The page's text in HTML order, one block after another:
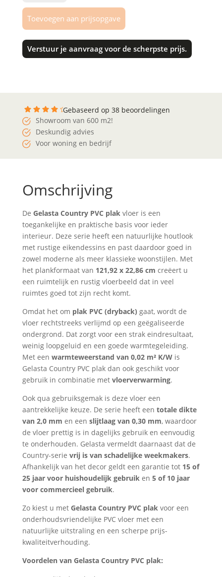
Country
aantal
Toevoegen aan prijsopgave
Verstuur je aanvraag voor de scherpste prijs.
Gebaseerd op 38 beoordelingen
Showroom van 600 m2!
Deskundig advies
Voor woning en bedrijf
Omschrijving
De Gelasta Country PVC plakvloer is een
toegankelijke en praktische basis voor ieder
interieur. Deze serie heeft een natuurlijke houtlook
met rustige eikendessins en past daardoor goed in
zowel moderne als meer klassieke woonstijlen. Met
het plankformaat van 121,92 x 22,86 cm creëert u
een ruimtelijk en rustig vloerbeeld dat in veel
ruimtes goed tot zijn recht komt.
Omdat het om plak PVC (dryback) gaat, wordt de
vloer rechtstreeks verlijmd op een geëgaliseerde
ondergrond. Dat zorgt voor een strak eindresultaat,
weinig loopgeluid en een goede warmtegeleiding.
Met een warmteweerstand van 0,02 m² K/Wis
Gelasta Country PVC plak dan ook geschikt voor
gebruik in combinatie met vloerverwarming.
Ook qua gebruiksgemak is deze vloer een
aantrekkelijke keuze. De serie heeft een totale dikte
van 2,0 mm en een slijtlaag van 0,30 mm, waardoor
de vloer prettig is in dagelijks gebruik en eenvoudig
te onderhouden. Gelasta vermeldt daarnaast dat de
Country-serie vrij is van schadelijke weekmakers.
Afhankelijk van het decor geldt een garantie tot 15 of
25 jaar voor huishoudelijk gebruiken 5 of 10 jaar
voor commercieel gebruik.
Zo kiest u met Gelasta Country PVC plakvoor een
onderhoudsvriendelijke PVC vloer met een
natuurlijke uitstraling en een scherpe prijs-
kwaliteitverhouding.
Voordelen van Gelasta Country PVC plak: